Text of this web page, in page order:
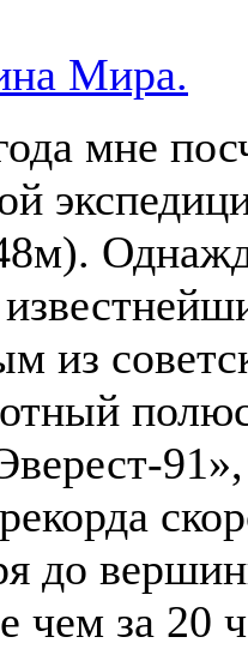
Мира.
мне
из
до
чем за 20